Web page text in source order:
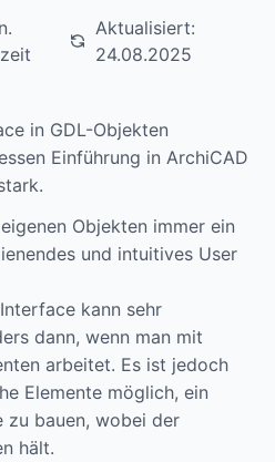
Aktualisiert:
24.08.2025
in GDL-Objekten
Einführung in ArchiCAD
Objekten immer ein
und intuitives User
kann sehr
dann, wenn man mit
arbeitet. Es ist jedoch
Elemente möglich, ein
zu bauen, wobei der
hält.